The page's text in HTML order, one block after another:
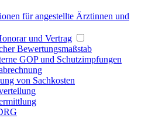
für angestellte Ärztinnen und
und Vertrag
Bewertungsmaßstab
GOP und Schutzimpfungen
von Sachkosten